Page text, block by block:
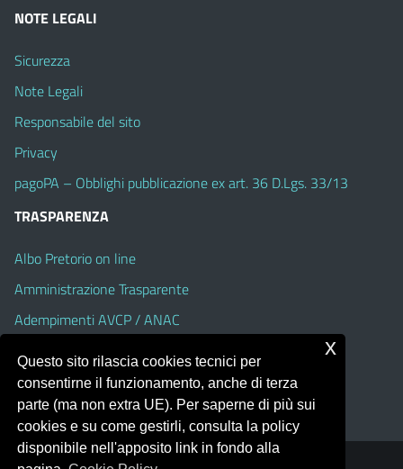
NOTE LEGALI
Sicurezza
Note Legali
Responsabile del sito
Privacy
pagoPA – Obblighi pubblicazione ex art. 36 D.Lgs. 33/13
TRASPARENZA
Albo Pretorio on line
Amministrazione Trasparente
Adempimenti AVCP / ANAC
Dichiarazione di accessibilità
Questo sito rilascia cookies tecnici per
consentirne il funzionamento, anche di terza
parte (ma non extra UE). Per saperne di più sui
cookies e su come gestirli, consulta la policy
disponibile nell'apposito link in fondo alla
x